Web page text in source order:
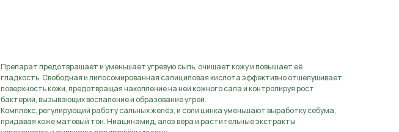
Препарат предотвращает и уменьшает угревую сыпь, очищает кожу и повышает её
гладкость. Свободная и липосомированная салициловая кислота эффективно отшелушивает
поверхность кожи, предотвращая накопление на ней кожного сала и контролируя рост
бактерий, вызывающих воспаление и образование угрей.
Комплекс, регулирующий работу сальных желёз, и соли цинка уменьшают выработку себума,
придавая коже матовый тон. Ниацинамид, алоэ вера и растительные экстракты